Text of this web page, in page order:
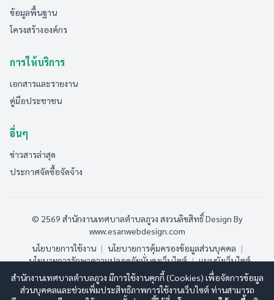
ข้อมูลพื้นฐาน
โครงสร้างองค์กร
การให้บริการ
เอกสารและรายงาน
คู่มือประชาชน
อื่นๆ
ข่าวสารล่าสุด
ประกาศจัดซื้อจัดจ้าง
© 2569 สำนักงานเทศบาลตำบลภูวง สงวนลิขสิทธิ์Design By
www.esanwebdesign.com
นโยบายการใช้งาน | นโยบายการคุ้มครองข้อมูลส่วนบุคคล |
นโยบายการรักษาความปลอดภัยมั่นคงเว็บไซต์ | แผนผังเว็บไซต์
ออนไลน์:3 ทั้งหมด:189 (ดูสถิติทั้งหมด)
สำนักงานเทศบาลตำบลภูวง มีการใช้งานคุกกี้ (Cookies) เพื่อจัดการข้อมูล
ส่วนบุคคลและช่วยเพิ่มประสิทธิภาพการใช้งานเว็บไซต์ ท่านสามารถ